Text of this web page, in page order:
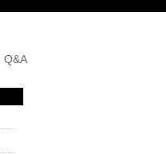
Q&A